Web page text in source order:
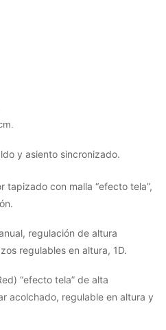
y asiento sincronizado.
tapizado con malla “efecto tela”,
regulación de altura
regulables en altura, 1D.
“efecto tela” de alta
acolchado, regulable en altura y